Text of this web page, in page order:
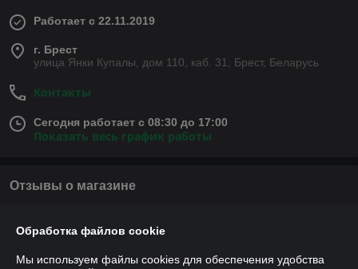
Работает с 22.11.2019
г. Брест
улица Янки Купалы, дом 110, каб. 31, Брест, Беларусь
Контакты
Сегодня работает с 08:30 до 17:00
Показать весь график работы
Отзывы о магазине
О нас
Обработка файлов cookie
Мы используем файлы cookies для обеспечения удобства